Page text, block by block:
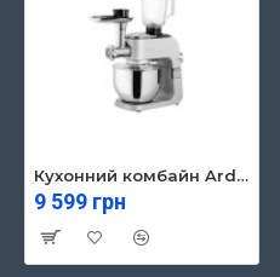
Кухонний комбайн Ardesto KMCH-K1500SS
9 599 грн